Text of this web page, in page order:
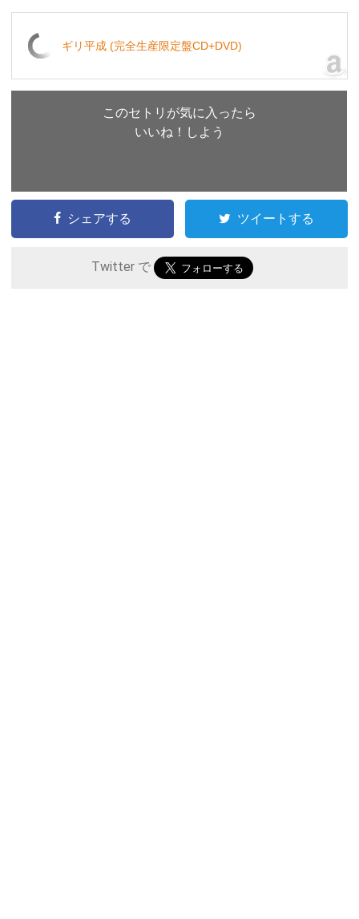
ギリ平成 (完全生産限定盤CD+DVD)
このセトリが気に入ったら
いいね！しよう
シェアする ツイートする
Twitter で